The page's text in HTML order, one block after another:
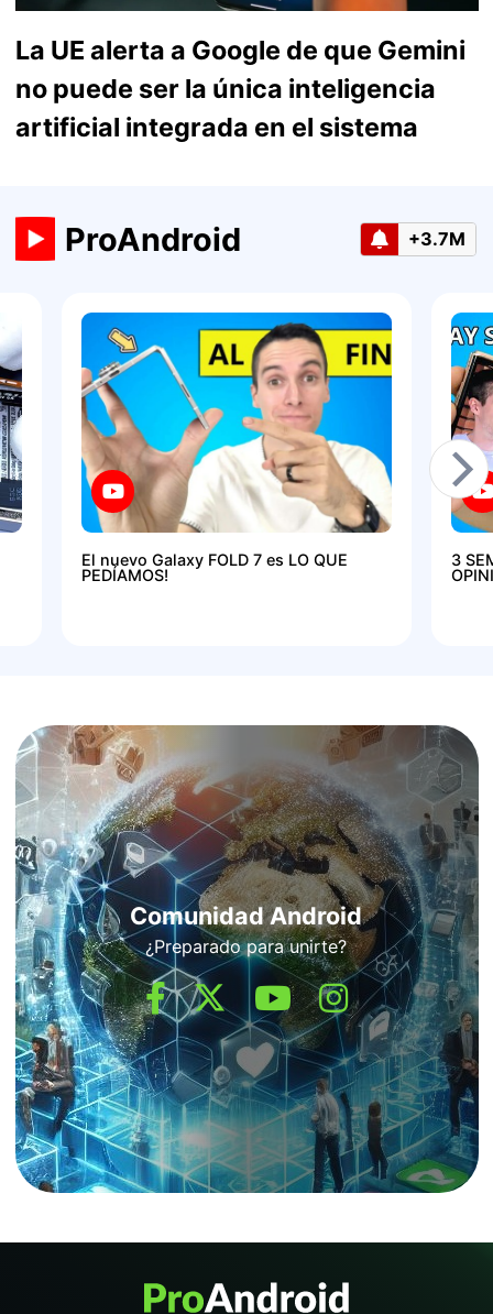
La UE alerta a Google de que Gemini
no puede ser la única inteligencia
artificial integrada en el sistema
ProAndroid +3.7M
El nuevo Galaxy FOLD 7 es LO QUE
PEDÍAMOS!
3
Comunidad Android
¿Preparado para unirte?